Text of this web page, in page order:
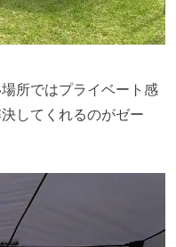
所ではプライベート感
してくれるのがゼー